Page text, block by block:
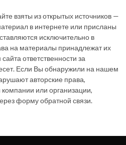
взяты из открытых источников —
в интернете или присланы
исключительно в
на материалы принадлежат их
ответственности за
Если Вы обнаружили на нашем
авторские права,
или организации,
форму обратной связи.